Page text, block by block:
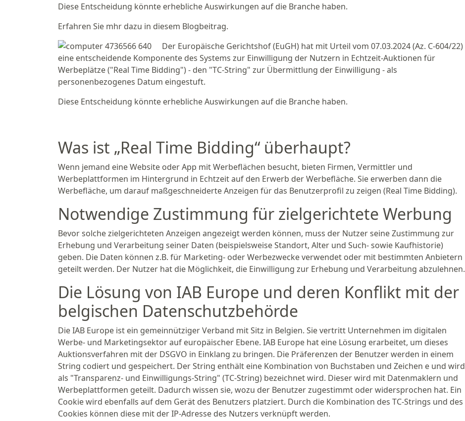
Diese Entscheidung könnte erhebliche Auswirkungen auf die Branche haben.
Erfahren Sie mhr dazu in diesem Blogbeitrag.
Der Europäische Gerichtshof (EuGH) hat mit Urteil vom 07.03.2024 (Az. C-604/22)
eine entscheidende Komponente des Systems zur Einwilligung der Nutzern in Echtzeit-Auktionen für
Werbeplätze ("Real Time Bidding") - den "TC-String" zur Übermittlung der Einwilligung - als
personenbezogenes Datum eingestuft.
Diese Entscheidung könnte erhebliche Auswirkungen auf die Branche haben.
Was ist „Real Time Bidding“ überhaupt?
Wenn jemand eine Website oder App mit Werbeflächen besucht, bieten Firmen, Vermittler und
Werbeplattformen im Hintergrund in Echtzeit auf den Erwerb der Werbefläche. Sie erwerben dann die
Werbefläche, um darauf maßgeschneiderte Anzeigen für das Benutzerprofil zu zeigen (Real Time Bidding).
Notwendige Zustimmung für zielgerichtete Werbung
Bevor solche zielgerichteten Anzeigen angezeigt werden können, muss der Nutzer seine Zustimmung zur
Erhebung und Verarbeitung seiner Daten (beispielsweise Standort, Alter und Such- sowie Kaufhistorie)
geben. Die Daten können z.B. für Marketing- oder Werbezwecke verwendet oder mit bestimmten Anbietern
geteilt werden. Der Nutzer hat die Möglichkeit, die Einwilligung zur Erhebung und Verarbeitung abzulehnen.
Die Lösung von IAB Europe und deren Konflikt mit der
belgischen Datenschutzbehörde
Die IAB Europe ist ein gemeinnütziger Verband mit Sitz in Belgien. Sie vertritt Unternehmen im digitalen
Werbe- und Marketingsektor auf europäischer Ebene. IAB Europe hat eine Lösung erarbeitet, um dieses
Auktionsverfahren mit der DSGVO in Einklang zu bringen. Die Präferenzen der Benutzer werden in einem
String codiert und gespeichert. Der String enthält eine Kombination von Buchstaben und Zeichen e und wird
als "Transparenz- und Einwilligungs-String" (TC-String) bezeichnet wird. Dieser wird mit Datenmaklern und
Werbeplattformen geteilt. Dadurch wissen sie, wozu der Benutzer zugestimmt oder widersprochen hat. Ein
Cookie wird ebenfalls auf dem Gerät des Benutzers platziert. Durch die Kombination des TC-Strings und des
Cookies können diese mit der IP-Adresse des Nutzers verknüpft werden.